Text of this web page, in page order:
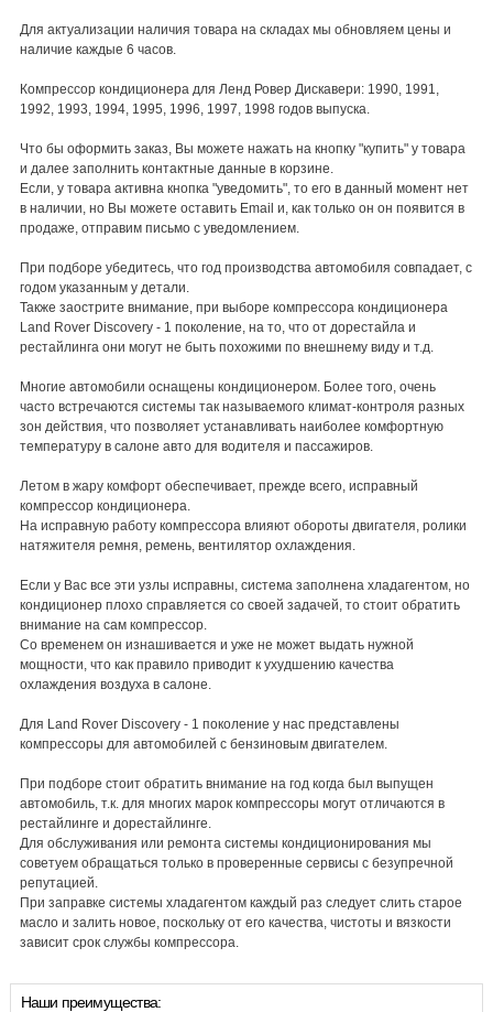
Для актуализации наличия товара на складах мы обновляем цены и
наличие каждые 6 часов.
Компрессор кондиционера для Ленд Ровер Дискавери: 1990, 1991,
1992, 1993, 1994, 1995, 1996, 1997, 1998 годов выпуска.
Что бы оформить заказ, Вы можете нажать на кнопку "купить" у товара
и далее заполнить контактные данные в корзине.
Если, у товара активна кнопка "уведомить", то его в данный момент нет
в наличии, но Вы можете оставить Email и, как только он он появится в
продаже, отправим письмо с уведомлением.
При подборе убедитесь, что год производства автомобиля совпадает, с
годом указанным у детали.
Также заострите внимание, при выборе компрессора кондиционера
Land Rover Discovery - 1 поколение, на то, что от дорестайла и
рестайлинга они могут не быть похожими по внешнему виду и т.д.
Многие автомобили оснащены кондиционером. Более того, очень
часто встречаются системы так называемого климат-контроля разных
зон действия, что позволяет устанавливать наиболее комфортную
температуру в салоне авто для водителя и пассажиров.
Летом в жару комфорт обеспечивает, прежде всего, исправный
компрессор кондиционера.
На исправную работу компрессора влияют обороты двигателя, ролики
натяжителя ремня, ремень, вентилятор охлаждения.
Если у Вас все эти узлы исправны, система заполнена хладагентом, но
кондиционер плохо справляется со своей задачей, то стоит обратить
внимание на сам компрессор.
Со временем он изнашивается и уже не может выдать нужной
мощности, что как правило приводит к ухудшению качества
охлаждения воздуха в салоне.
Для Land Rover Discovery - 1 поколение у нас представлены
компрессоры для автомобилей с бензиновым двигателем.
При подборе стоит обратить внимание на год когда был выпущен
автомобиль, т.к. для многих марок компрессоры могут отличаются в
рестайлинге и дорестайлинге.
Для обслуживания или ремонта системы кондиционирования мы
советуем обращаться только в проверенные сервисы с безупречной
репутацией.
При заправке системы хладагентом каждый раз следует слить старое
масло и залить новое, поскольку от его качества, чистоты и вязкости
зависит срок службы компрессора.
Наши преимущества: